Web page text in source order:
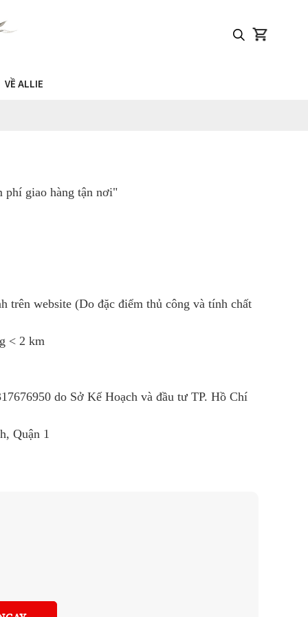
VỀ ALLIE
phí giao hàng tận nơi"
trên website (Do đặc điểm thủ công và tính chất
< 2 km
do Sở Kế Hoạch và đầu tư TP. Hồ Chí
Quận 1